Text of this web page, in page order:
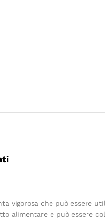
vigorosa che può essere
alimentare e può essere